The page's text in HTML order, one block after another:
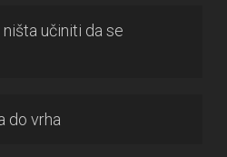
učiniti da se
do vrha